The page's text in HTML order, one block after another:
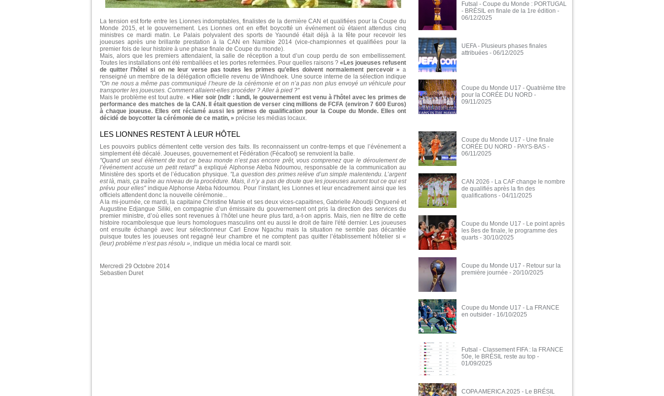
La tension est forte entre les Lionnes indomptables, finalistes de la dernière CAN et qualifiées pour la Coupe du
Monde 2015, et le gouvernement. Les Lionnes ont en effet boycotté un événement où étaient attendus cinq
ministres ce mardi matin. Le Palais polyvalent des sports de Yaoundé était déjà à la fête pour recevoir les
joueuses après une brillante prestation à la CAN en Namibie 2014 (vice-championnes et qualifiées pour la
premier fois de leur histoire à une phase finale de Coupe du monde).
Mais, alors que les premiers attendaient, la salle de réception a tout d’un coup perdu de son embellissement.
Toutes les installations ont été remballées et les portes refermées. Pour quelles raisons ? «Les joueuses refusent
de quitter l’hôtel si on ne leur verse pas toutes les primes qu’elles doivent normalement percevoir » a
renseigné un membre de la délégation officielle revenu de Windhoek. Une source interne de la sélection indique
"On ne nous a même pas communiqué l’heure de la cérémonie et on n’a pas non plus envoyé un véhicule pour
transporter les joueuses. Comment allaient-elles procéder ? Aller à pied ?"
Mais le problème est tout autre. « Hier soir (ndlr : lundi, le gouvernement est venu à l’hôtel avec les primes de
performance des matches de la CAN. Il était question de verser cinq millions de FCFA (environ 7 600 Euros)
à chaque joueuse. Elles ont réclamé aussi les primes de qualification pour la Coupe du Monde. Elles ont
décidé de boycotter la cérémonie de ce matin, » précise les médias locaux.
LES LIONNES RESTENT À LEUR HÔTEL
Les pouvoirs publics démentent cette version des faits. Ils reconnaissent un contre-temps et que l’événement a
simplement été décalé. Joueuses, gouvernement et Fédération (Fécafoot) se renvoient la balle.
"Quand un seul élément de tout ce beau monde n’est pas encore prêt, vous comprenez que le déroulement de
l’événement accuse un petit retard"a expliqué Alphonse Ateba Ndoumou, responsable de la communication au
Ministère des sports et de l’éducation physique. "La question des primes relève d’un simple malentendu. L’argent
est là, mais, ça traîne au niveau de la procédure. Mais, il n’y a pas de doute que les joueuses auront tout ce qui est
prévu pour elles"indique Alphonse Ateba Ndoumou. Pour l’instant, les Lionnes et leur encadrement ainsi que les
officiels attendent donc la nouvelle cérémonie...
A la mi-journée, ce mardi, la capitaine Christine Manie et ses deux vices-capaitines, Gabrielle Aboudji Onguené et
Augustine Edjangue Siliki, en compagnie d’un émissaire du gouvernement ont pris la direction des services du
premier ministre, d’où elles sont revenues à l’hôtel une heure plus tard, a-t-on appris. Mais, rien ne filtre de cette
histoire rocambolesque que leurs homologues masculins ont eu aussi le droit de faire l'été dernier. Les joueuses
ont ensuite échangé avec leur sélectionneur Carl Enow Ngachu mais la situation ne semble pas décantée
puisque toutes les joueuses ont regagné leur chambre et ne comptent pas quitter l’établissement hôtelier si «
(leur) problème n’est pas résolu », indique un média local ce mardi soir.
Mercredi 29 Octobre 2014
Sebastien Duret
Futsal - Coupe du Monde : PORTUGAL
- BRÉSIL en finale de la 1re édition -
06/12/2025
UEFA - Plusieurs phases finales
attribuées - 06/12/2025
Coupe du Monde U17 - Quatrième titre
pour la CORÉE DU NORD -
09/11/2025
Coupe du Monde U17 - Une finale
CORÉE DU NORD - PAYS-BAS -
06/11/2025
CAN 2026 - La CAF change le nombre
de qualifiés après la fin des
qualifications - 04/11/2025
Coupe du Monde U17 - Le point après
les 8es de finale, le programme des
quarts - 30/10/2025
Coupe du Monde U17 - Retour sur la
première journée - 20/10/2025
Coupe du Monde U17 - La FRANCE
en outsider - 16/10/2025
Futsal - Classement FIFA : la FRANCE
50e, le BRÉSIL reste au top -
01/09/2025
COPA AMERICA 2025 - Le BRÉSIL